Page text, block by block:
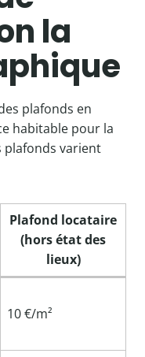
la
plafonds en
habitable pour la
plafonds varient
Plafond locataire
(hors état des
lieux)
10 €/m²